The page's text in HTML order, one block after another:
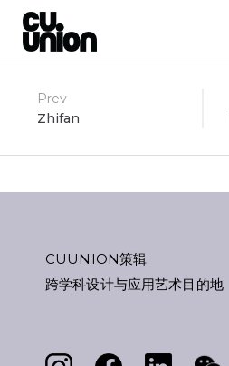
Post
navigation
Prev
Zhifan
CUUNION策辑
跨学科设计与应用艺术目的地